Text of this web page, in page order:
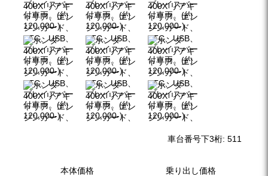
車台番号下3桁: 511
本体価格 乗り出し価格